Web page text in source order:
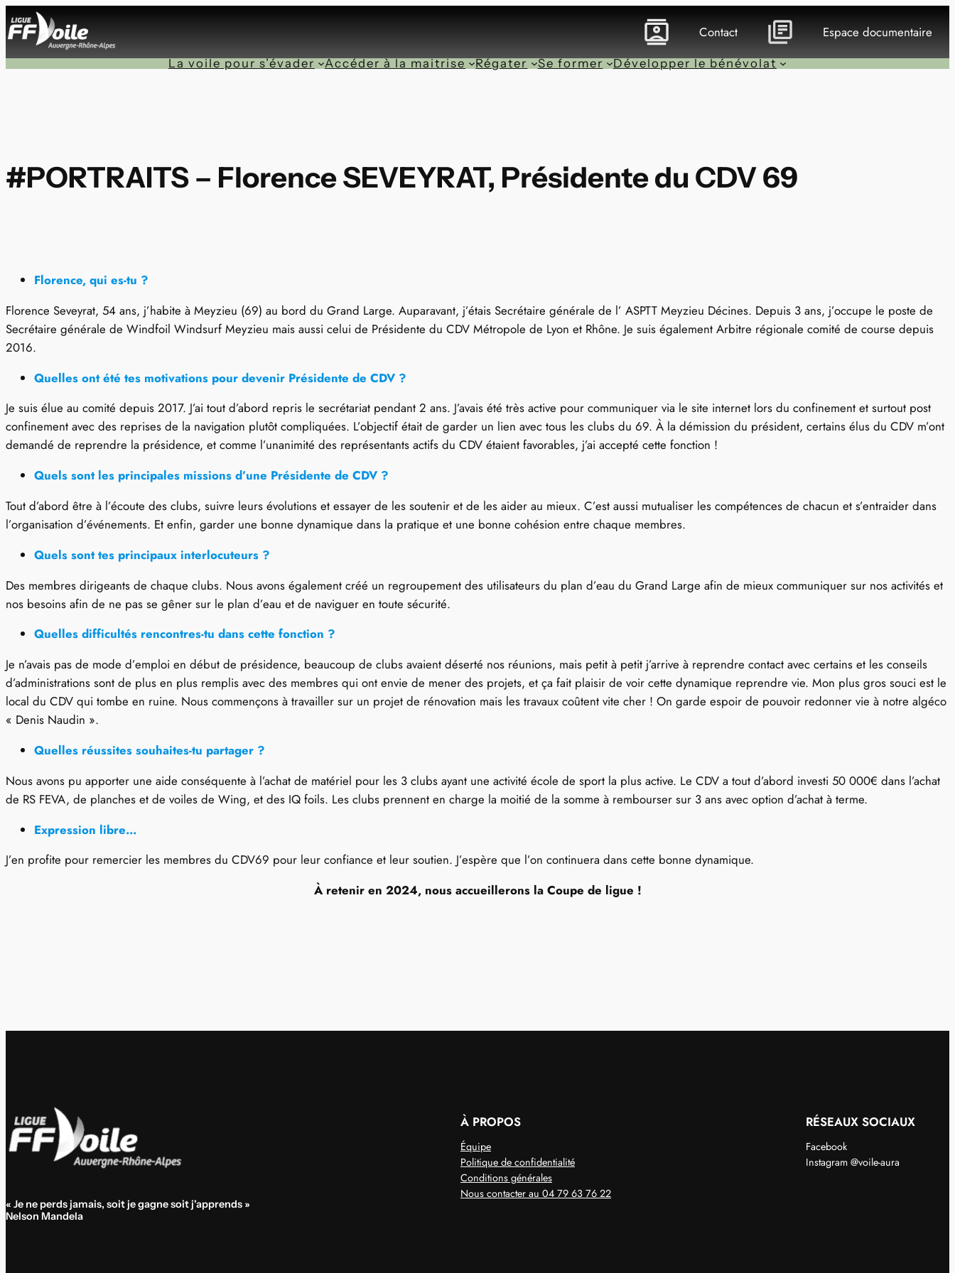
Aller
au
contenu
Contact Espace documentaire
La voile pour s’évader Accéder à la maitrise Régater Se former Développer le bénévolat
#PORTRAITS – Florence SEVEYRAT, Présidente du CDV 69
Florence, qui es-tu ?
Florence Seveyrat, 54 ans, j’habite à Meyzieu (69) au bord du Grand Large. Auparavant, j’étais Secrétaire générale de l’ ASPTT Meyzieu Décines. Depuis 3 ans, j’occupe le poste de
Secrétaire générale de Windfoil Windsurf Meyzieu mais aussi celui de Présidente du CDV Métropole de Lyon et Rhône. Je suis également Arbitre régionale comité de course depuis
2016.
Quelles ont été tes motivations pour devenir Présidente de CDV ?
Je suis élue au comité depuis 2017. J’ai tout d’abord repris le secrétariat pendant 2 ans. J’avais été très active pour communiquer via le site internet lors du confinement et surtout post
confinement avec des reprises de la navigation plutôt compliquées. L’objectif était de garder un lien avec tous les clubs du 69. À la démission du président, certains élus du CDV m’ont
demandé de reprendre la présidence, et comme l’unanimité des représentants actifs du CDV étaient favorables, j’ai accepté cette fonction !
Quels sont les principales missions d’une Présidente de CDV ?
Tout d’abord être à l’écoute des clubs, suivre leurs évolutions et essayer de les soutenir et de les aider au mieux. C’est aussi mutualiser les compétences de chacun et s’entraider dans
l’organisation d’événements. Et enfin, garder une bonne dynamique dans la pratique et une bonne cohésion entre chaque membres.
Quels sont tes principaux interlocuteurs ?
Des membres dirigeants de chaque clubs. Nous avons également créé un regroupement des utilisateurs du plan d’eau du Grand Large afin de mieux communiquer sur nos activités et
nos besoins afin de ne pas se gêner sur le plan d’eau et de naviguer en toute sécurité.
Quelles difficultés rencontres-tu dans cette fonction ?
Je n’avais pas de mode d’emploi en début de présidence, beaucoup de clubs avaient déserté nos réunions, mais petit à petit j’arrive à reprendre contact avec certains et les conseils
d’administrations sont de plus en plus remplis avec des membres qui ont envie de mener des projets, et ça fait plaisir de voir cette dynamique reprendre vie. Mon plus gros souci est le
local du CDV qui tombe en ruine. Nous commençons à travailler sur un projet de rénovation mais les travaux coûtent vite cher ! On garde espoir de pouvoir redonner vie à notre algéco
« Denis Naudin ».
Quelles réussites souhaites-tu partager ?
Nous avons pu apporter une aide conséquente à l’achat de matériel pour les 3 clubs ayant une activité école de sport la plus active. Le CDV a tout d’abord investi 50 000€ dans l’achat
de RS FEVA, de planches et de voiles de Wing, et des IQ foils. Les clubs prennent en charge la moitié de la somme à rembourser sur 3 ans avec option d’achat à terme.
Expression libre…
J’en profite pour remercier les membres du CDV69 pour leur confiance et leur soutien. J’espère que l’on continuera dans cette bonne dynamique.
À retenir en 2024, nous accueillerons la Coupe de ligue !
« Je ne perds jamais, soit je gagne soit j'apprends »
Nelson Mandela
À PROPOS
Équipe
Politique de confidentialité
Conditions générales
Nous contacter au 04 79 63 76 22
RÉSEAUX SOCIAUX
Facebook
Instagram @voile-aura